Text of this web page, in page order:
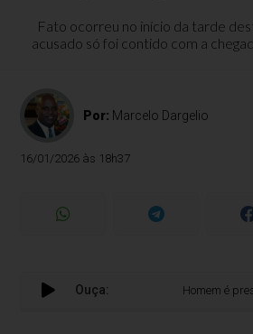
Fato ocorreu no início da tarde
acusado só foi contido com a
Por: Marcelo Dargelio
16/01/2026 às 18h37
Ouça: Homem é